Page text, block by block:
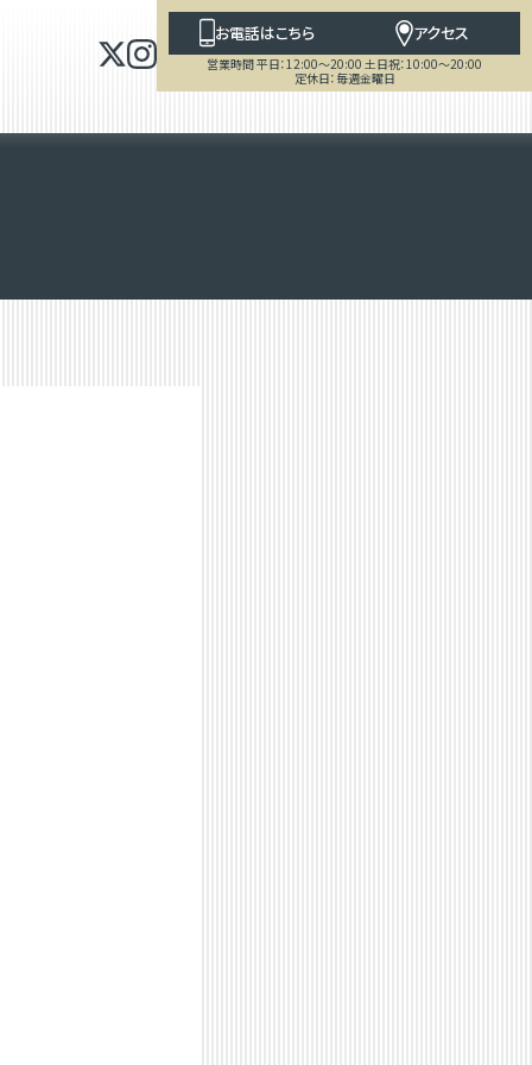
お電話はこちら アクセス
営業時間 平日：12:00～20:00 土日祝：10:00～20:00
定休日：毎週金曜日